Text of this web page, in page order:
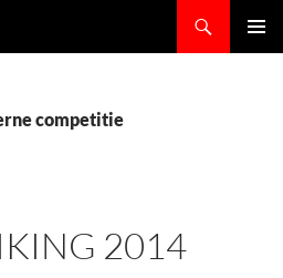
competitie
2014